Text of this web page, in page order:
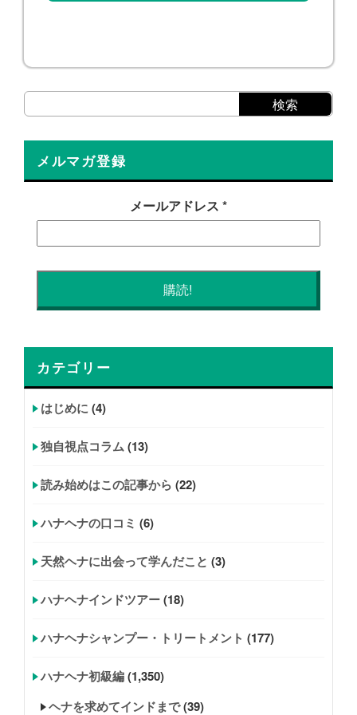
メルマガ登録
メールアドレス *
カテゴリー
はじめに(4)
独自視点コラム(13)
読み始めはこの記事から (22)
ハナヘナの口コミ (6)
天然ヘナに出会って学んだこと (3)
ハナヘナインドツアー(18)
ハナヘナシャンプー・トリートメント (177)
ハナヘナ初級編(1,350)
ヘナを求めてインドまで(39)